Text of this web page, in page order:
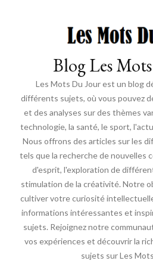
Blog Les
Les Mots Du Jour est un blog
différents sujets, où vous pouvez
et des analyses sur des thèmes
technologie, la santé, le sport,
Nous offrons des articles sur les
tels que la recherche de nouvelles
d'esprit, l'exploration de
stimulation de la créativité. Notre
cultiver votre curiosité
informations intéressantes et
sujets. Rejoignez notre
vos expériences et découvrir la
sujets sur Les